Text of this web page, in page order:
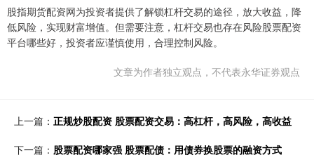
股指期货配资网为投资者提供了解锁杠杆交易的途径，放大收益，降
低风险，实现财富增值。但需要注意，杠杆交易也存在风险股票配资
平台哪些好，投资者应谨慎使用，合理控制风险。
文章为作者独立观点，不代表永华证券观点
上一篇： 正规炒股配资 股票配资交易：高杠杆，高风险，高收益
下一篇： 股票配资哪家强 股票配债：用债券换股票的融资方式